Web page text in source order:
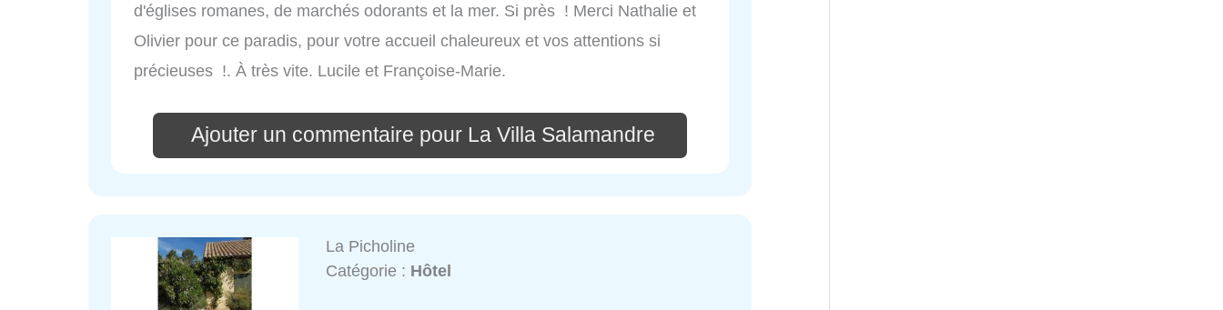
d'églises romanes, de marchés odorants et la mer. Si près ! Merci Nathalie et
Olivier pour ce paradis, pour votre accueil chaleureux et vos attentions si
précieuses !. À très vite. Lucile et Françoise-Marie.
Ajouter un commentaire pour La Villa Salamandre
La Picholine
Catégorie : Hôtel